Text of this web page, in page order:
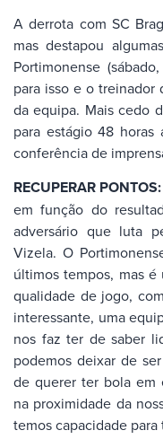
A derrota com SC
mas destapou
Portimonense
para isso e o
da equipa. Mais cedo
para estágio 48
conferência de
RECUPERAR PONTOS:
em função do
adversário que luta
Vizela. O
últimos tempos, mas
qualidade de jogo,
interessante, uma
nos faz ter de saber
podemos deixar de
de querer ter bola em
na proximidade da
temos capacidade para